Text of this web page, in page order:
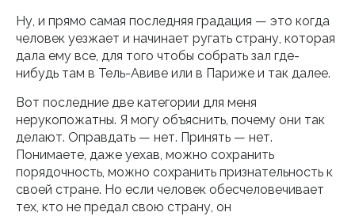
Ну, и прямо самая последняя градация — это когда
человек уезжает и начинает ругать страну, которая
дала ему все, для того чтобы собрать зал где-
нибудь там в Тель-Авиве или в Париже и так далее.
Вот последние две категории для меня
нерукопожатны. Я могу объяснить, почему они так
делают. Оправдать — нет. Принять — нет.
Понимаете, даже уехав, можно сохранить
порядочность, можно сохранить признательность к
своей стране. Но если человек обесчеловечивает
тех, кто не предал свою страну, он